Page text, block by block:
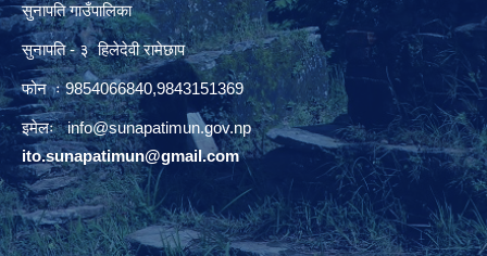
सुनापति गाउँपालिका
सुनापति - ३ हिलेदेवी रामेछाप
फोन ः 9854066840,9843151369
इमेलः info@sunapatimun.gov.np
ito.sunapatimun@gmail.com